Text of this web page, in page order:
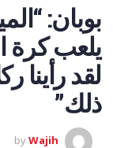
بوبان:
يلعب كرة
لقد رأينا
ذلك”
byWajih